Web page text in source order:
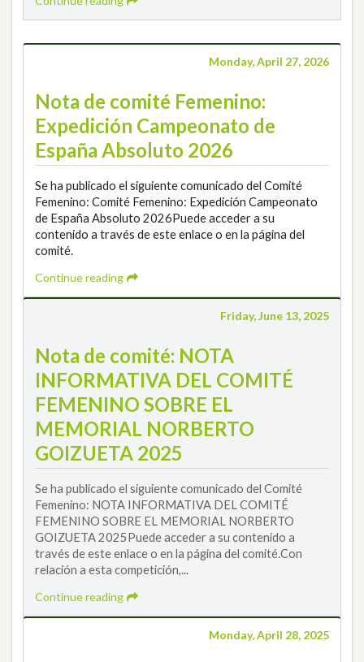
Monday, April 27, 2026
Nota de comité Femenino:
Expedición Campeonato de
España Absoluto 2026
Se ha publicado el siguiente comunicado del Comité
Femenino: Comité Femenino: Expedición Campeonato
de España Absoluto 2026Puede acceder a su
contenido a través de este enlace o en la página del
comité.
Continue reading
Friday, June 13, 2025
Nota de comité: NOTA
INFORMATIVA DEL COMITÉ
FEMENINO SOBRE EL
MEMORIAL NORBERTO
GOIZUETA 2025
Se ha publicado el siguiente comunicado del Comité
Femenino: NOTA INFORMATIVA DEL COMITÉ
FEMENINO SOBRE EL MEMORIAL NORBERTO
GOIZUETA 2025Puede acceder a su contenido a
través de este enlace o en la página del comité.Con
relación a esta competición,...
Continue reading
Monday, April 28, 2025